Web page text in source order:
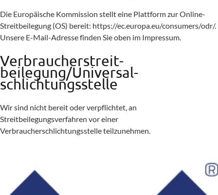
Die Europäische Kommission stellt eine Plattform zur Online-
Streitbeilegung (OS) bereit: https://ec.europa.eu/consumers/odr/.
Unsere E-Mail-Adresse finden Sie oben im Impressum.
Verbraucher­streit­
beilegung/Universal­
schlichtungs­stelle
Wir sind nicht bereit oder verpflichtet, an
Streitbeilegungsverfahren vor einer
Verbraucherschlichtungsstelle teilzunehmen.